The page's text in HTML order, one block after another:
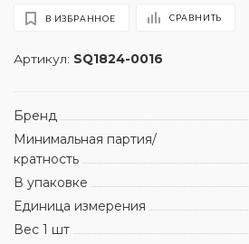
Артикул: SQ1824-0016
В ИЗБРАННОЕ СРАВНИТЬ
Бренд
Минимальная партия/
кратность
В упаковке
Единица измерения
Вес 1 шт